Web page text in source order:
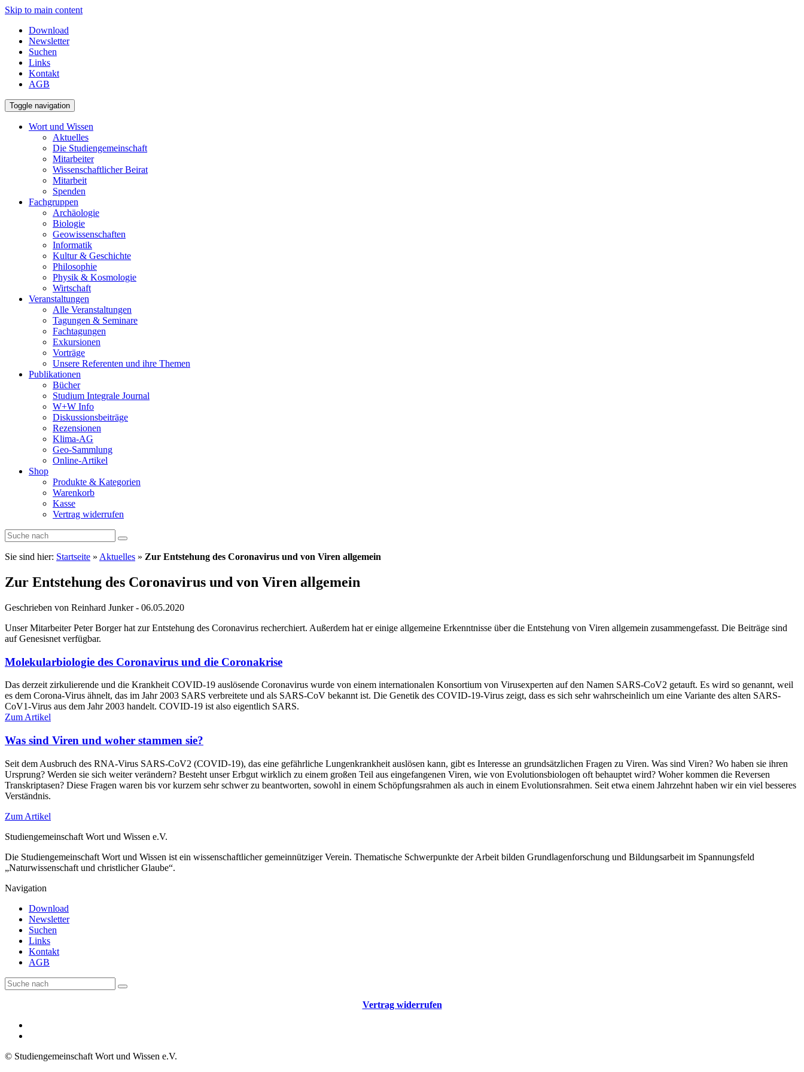
Skip to main content
Download
Newsletter
Suchen
Links
Kontakt
AGB
Toggle navigation
Wort und Wissen
Aktuelles
Die Studiengemeinschaft
Mitarbeiter
Wissenschaftlicher Beirat
Mitarbeit
Spenden
Fachgruppen
Archäologie
Biologie
Geowissenschaften
Informatik
Kultur & Geschichte
Philosophie
Physik & Kosmologie
Wirtschaft
Veranstaltungen
Alle Veranstaltungen
Tagungen & Seminare
Fachtagungen
Exkursionen
Vorträge
Unsere Referenten und ihre Themen
Publikationen
Bücher
Studium Integrale Journal
W+W Info
Diskussionsbeiträge
Rezensionen
Klima-AG
Geo-Sammlung
Online-Artikel
Shop
Produkte & Kategorien
Warenkorb
Kasse
Vertrag widerrufen
Sie sind hier: Startseite » Aktuelles » Zur Entstehung des Coronavirus und von Viren allgemein
Zur Entstehung des Coronavirus und von Viren allgemein
Geschrieben von Reinhard Junker - 06.05.2020
Unser Mitarbeiter Peter Borger hat zur Entstehung des Coronavirus recherchiert. Außerdem hat er einige allgemeine Erkenntnisse über die Entstehung von Viren allgemein zusammengefasst. Die Beiträge sind
auf Genesisnet verfügbar.
Molekularbiologie des Coronavirus und die Coronakrise
Das derzeit zirkulierende und die Krankheit COVID-19 auslösende Coronavirus wurde von einem internationalen Konsortium von Virusexperten auf den Namen SARS-CoV2 getauft. Es wird so genannt, weil
es dem Corona-Virus ähnelt, das im Jahr 2003 SARS verbreitete und als SARS-CoV bekannt ist. Die Genetik des COVID-19-Virus zeigt, dass es sich sehr wahrscheinlich um eine Variante des alten SARS-
CoV1-Virus aus dem Jahr 2003 handelt. COVID-19 ist also eigentlich SARS.
Zum Artikel
Was sind Viren und woher stammen sie?
Seit dem Ausbruch des RNA-Virus SARS-CoV2 (COVID-19), das eine gefährliche Lungenkrankheit auslösen kann, gibt es Interesse an grundsätzlichen Fragen zu Viren. Was sind Viren? Wo haben sie ihren
Ursprung? Werden sie sich weiter verändern? Besteht unser Erbgut wirklich zu einem großen Teil aus eingefangenen Viren, wie von Evolutionsbiologen oft behauptet wird? Woher kommen die Reversen
Transkriptasen? Diese Fragen waren bis vor kurzem sehr schwer zu beantworten, sowohl in einem Schöpfungsrahmen als auch in einem Evolutionsrahmen. Seit etwa einem Jahrzehnt haben wir ein viel besseres
Verständnis.
Zum Artikel
Studiengemeinschaft Wort und Wissen e.V.
Die Studiengemeinschaft Wort und Wissen ist ein wissenschaftlicher gemeinnütziger Verein. Thematische Schwerpunkte der Arbeit bilden Grundlagenforschung und Bildungsarbeit im Spannungsfeld
„Naturwissenschaft und christlicher Glaube“.
Navigation
Download
Newsletter
Suchen
Links
Kontakt
AGB
Vertrag widerrufen
© Studiengemeinschaft Wort und Wissen e.V.